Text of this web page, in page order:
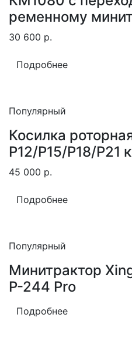
ременному
30 600 р.
Подробнее
Популярный
Косилка
Р12/Р15/Р18/Р21
45 000 р.
Подробнее
Популярный
Минитрактор
Р-244 Pro
Подробнее